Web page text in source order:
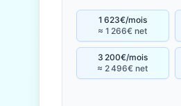
1 623€/mois
≈ 1 266€ net
3 200€/mois
≈ 2 496€ net